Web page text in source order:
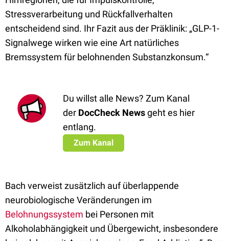
Stressverarbeitung und Rückfallverhalten
entscheidend sind. Ihr Fazit aus der Präklinik: „GLP-1-
Signalwege wirken wie eine Art natürliches
Bremssystem für belohnenden Substanzkonsum.“
Du willst alle News? Zum Kanal
der DocCheck Newsgeht es hier
entlang.
Zum Kanal
Bach verweist zusätzlich auf überlappende
neurobiologische Veränderungen im
Belohnungssystem bei Personen mit
Alkoholabhängigkeit und Übergewicht, insbesondere